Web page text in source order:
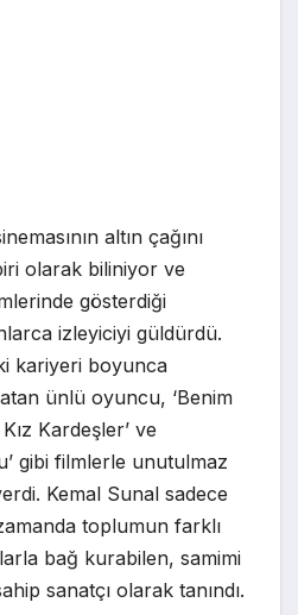
altın çağını
olarak biliniyor ve
gösterdiği
izleyiciyi güldürdü.
kariyeri boyunca
ünlü oyuncu, ‘Benim
Kardeşler’ ve
gibi filmlerle unutulmaz
Kemal Sunal sadece
toplumun farklı
bağ kurabilen, samimi
sanatçı olarak tanındı.